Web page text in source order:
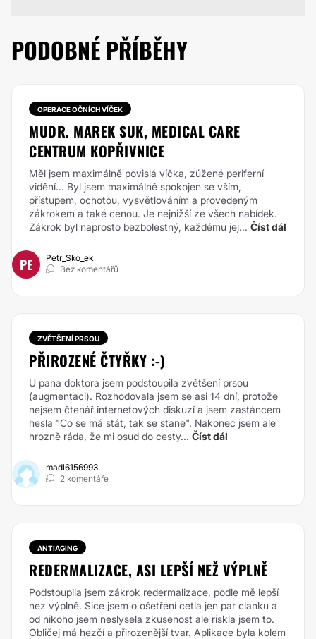
PODOBNÉ PŘÍBĚHY
OPERACE OČNÍCH VÍČEK
MUDR. MAREK SUK, MEDICAL CARE
CENTRUM KOPŘIVNICE
Měl jsem maximálně povislá víčka, zúžené periferní
vidění... Byl jsem maximálně spokojen se vším,
přístupem, ochotou, vysvětlováním a provedeným
zákrokem a také cenou. Je nejnižší ze všech nabídek.
Zákrok byl naprosto bezbolestný, každému jej... Číst dál
PE
Petr_Sko_ek
Bez komentářů
ZVĚTŠENÍ PRSOU
PŘIROZENÉ ČTYŘKY :-)
U pana doktora jsem podstoupila zvětšení prsou
(augmentaci). Rozhodovala jsem se asi 14 dní, protože
nejsem čtenář internetových diskuzí a jsem zastáncem
hesla "Co se má stát, tak se stane". Nakonec jsem ale
hrozně ráda, že mi osud do cesty... Číst dál
madl6156993
2 komentáře
ANTIAGING
REDERMALIZACE, ASI LEPŠÍ NEŽ VÝPLNĚ
Podstoupila jsem zákrok redermalizace, podle mě lepší
nez výplně. Sice jsem o ošetření cetla jen par clanku a
od nikoho jsem neslysela zkusenost ale riskla jsem to.
Obličej má hezčí a přirozenější tvar. Aplikace byla kolem